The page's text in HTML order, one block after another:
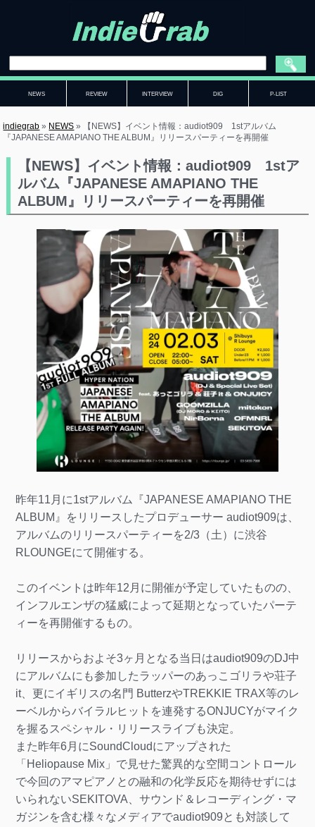
NEWS REVIEW INTERVIEW DIG P-LIST
indiegrab » NEWS »
【NEWS】イベント情報：audiot909 1stアルバム
『JAPANESE AMAPIANO THE ALBUM』リリースパーティーを再開催
【NEWS】イベント情報：audiot909 1stア
ルバム『JAPANESE AMAPIANO THE
ALBUM』リリースパーティーを再開催
昨年11月に1stアルバム『JAPANESE AMAPIANO THE
ALBUM』をリリースしたプロデューサー audiot909は、
アルバムのリリースパーティーを2/3（土）に渋谷
RLOUNGEにて開催する。
このイベントは昨年12月に開催が予定していたものの、
インフルエンザの猛威によって延期となっていたパーテ
ィーを再開催するもの。
リリースからおよそ3ヶ月となる当日はaudiot909のDJ中
にアルバムにも参加したラッパーのあっこゴリラや荘子
it、更にイギリスの名門 ButterzやTREKKIE TRAX等のレ
ーベルからバイラルヒットを連発するONJUCYがマイク
を握るスペシャル・リリースライブも決定。
また昨年6月にSoundCloudにアップされた
「Heliopause Mix」で見せた驚異的な空間コントロール
で今回のアマピアノとの融和の化学反応を期待せずには
いられないSEKITOVA、サウンド＆レコーディング・マ
ガジンを含む様々なメディアでaudiot909とも対談して